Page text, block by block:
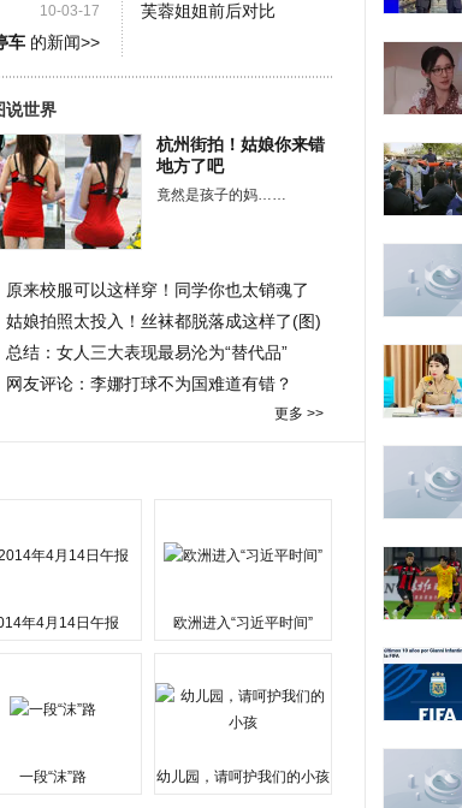
10-03-17
车的新闻>>
芙蓉姐姐前后对比
说世界
杭州街拍！姑娘你来错
地方了吧
竟然是孩子的妈……
原来校服可以这样穿！同学你也太销魂了
姑娘拍照太投入！丝袜都脱落成这样了(图)
总结：女人三大表现最易沦为“替代品”
网友评论：李娜打球不为国难道有错？
更多 >>
年4月14日午报 欧洲进入“习近平时间”
一段“沫”路 幼儿园，请呵护我们的小孩